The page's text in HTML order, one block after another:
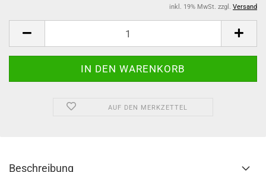
inkl. 19% MwSt. zzgl. Versand
AUF DEN MERKZETTEL
Beschreibung